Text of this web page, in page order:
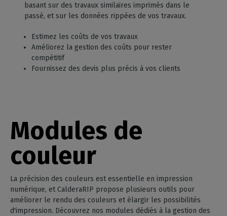
basant sur des travaux similaires imprimés dans le
passé, et sur les données rippées de vos travaux.
Estimez les coûts de vos travaux
Améliorez la gestion des coûts pour rester
compétitif
Fournissez des devis plus précis à vos clients
Modules de
couleur
La précision des couleurs est essentielle en impression
numérique, et CalderaRIP propose plusieurs outils pour
améliorer le rendu des couleurs et élargir les possibilités
d'impression. Découvrez nos modules dédiés à la gestion des